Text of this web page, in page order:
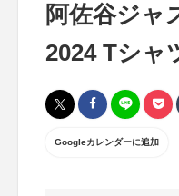
阿佐谷ジャ
2024 Tシャ
Googleカレンダーに追加